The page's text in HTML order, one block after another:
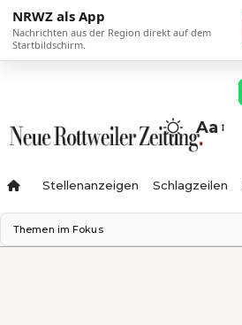
NRWZ als App
Nachrichten aus der Region direkt auf dem
Startbildschirm.
Aa
Stellenanzeigen Schlagzeilen
Themen im Fokus